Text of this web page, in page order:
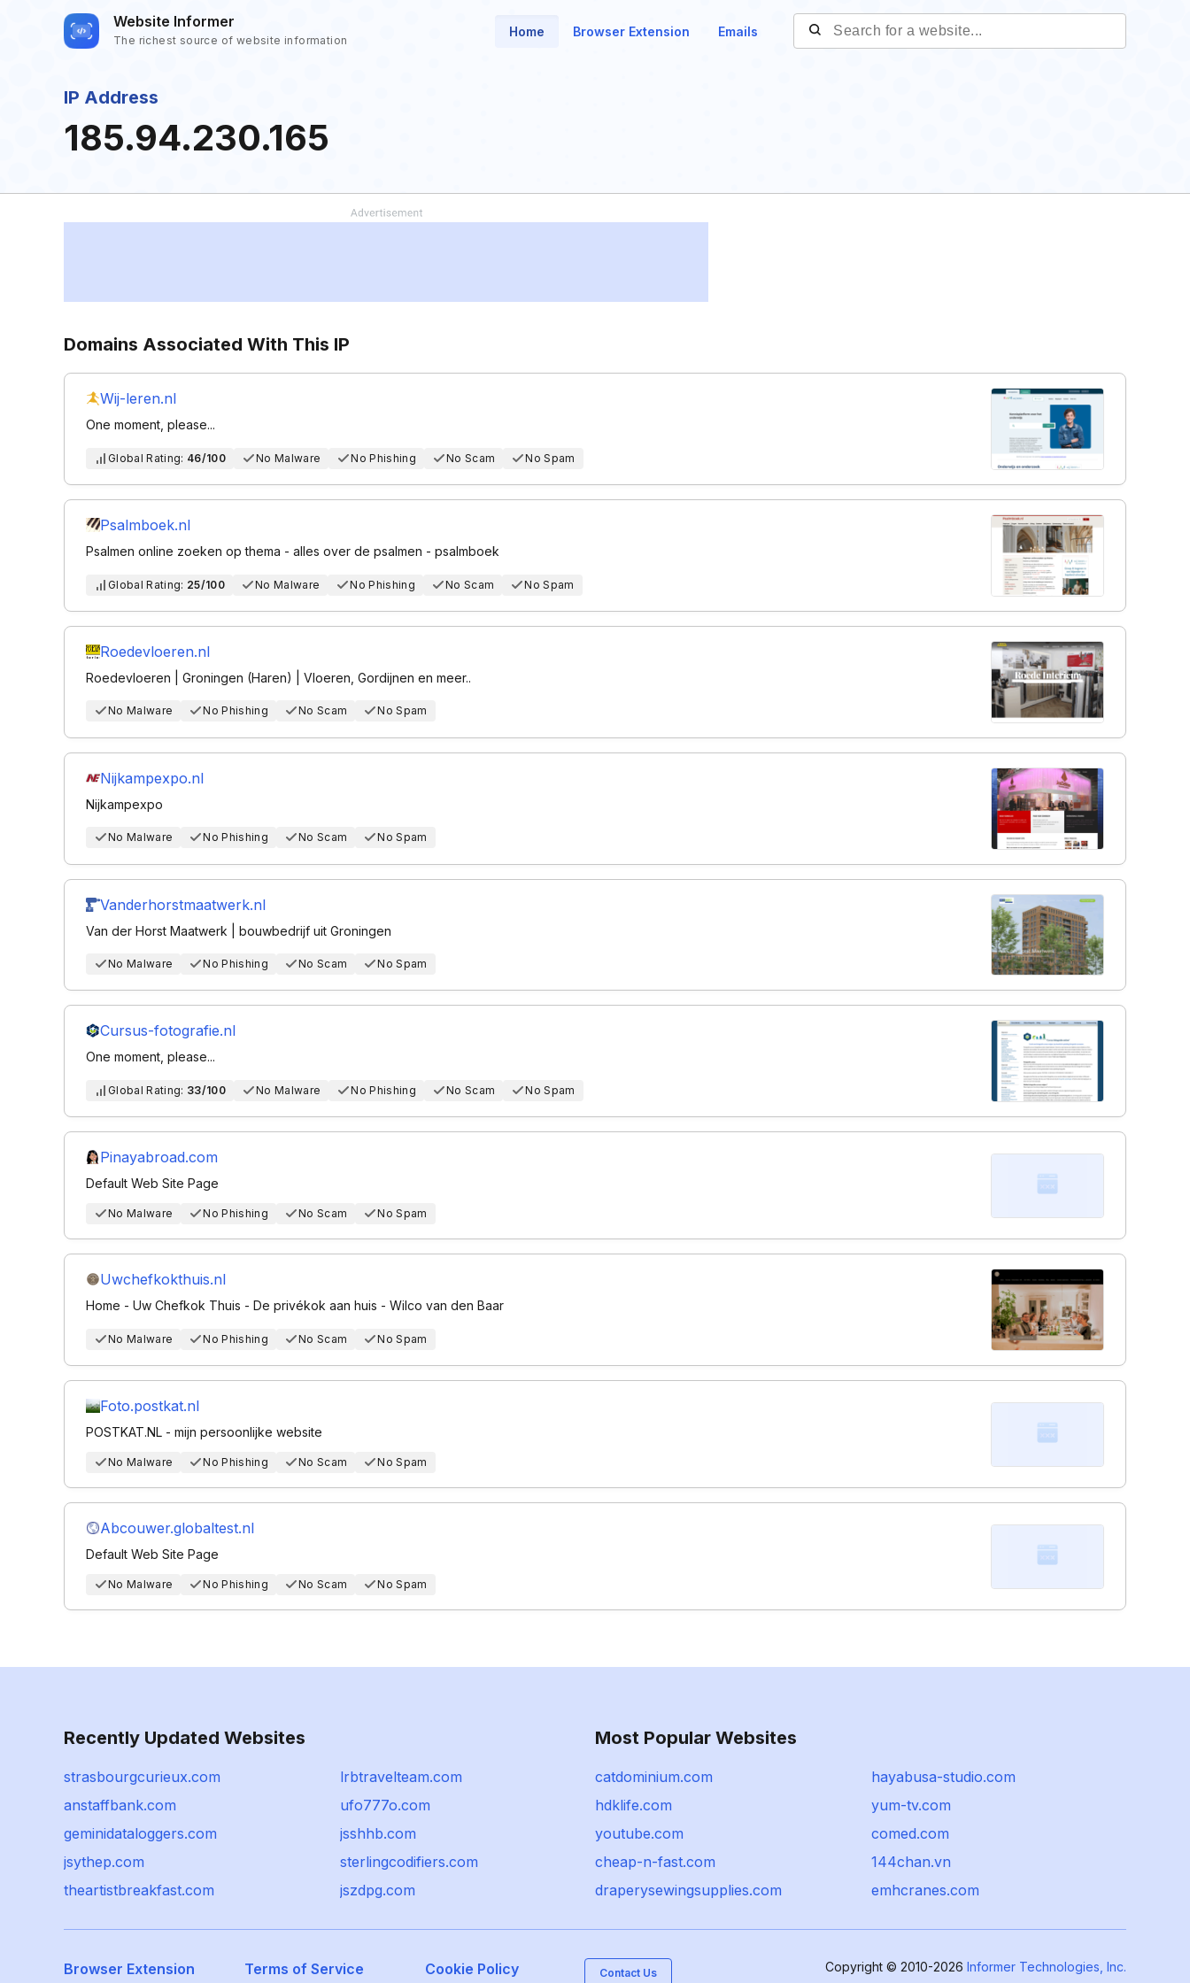
Website Informer
The richest source of website information
Home Browser Extension Emails
IP Address
185.94.230.165
Domains Associated With This IP
Wij-leren.nl
One moment, please...
Global Rating: 46/100 No Malware No Phishing No Scam No Spam
Psalmboek.nl
Psalmen online zoeken op thema - alles over de psalmen - psalmboek
Global Rating: 25/100 No Malware No Phishing No Scam No Spam
Roedevloeren.nl
Roedevloeren | Groningen (Haren) | Vloeren, Gordijnen en meer..
No Malware No Phishing No Scam No Spam
Nijkampexpo.nl
Nijkampexpo
No Malware No Phishing No Scam No Spam
Vanderhorstmaatwerk.nl
Van der Horst Maatwerk | bouwbedrijf uit Groningen
No Malware No Phishing No Scam No Spam
Cursus-fotografie.nl
One moment, please...
Global Rating: 33/100 No Malware No Phishing No Scam No Spam
Pinayabroad.com
Default Web Site Page
No Malware No Phishing No Scam No Spam
Uwchefkokthuis.nl
Home - Uw Chefkok Thuis - De privékok aan huis - Wilco van den Baar
No Malware No Phishing No Scam No Spam
Foto.postkat.nl
POSTKAT.NL - mijn persoonlijke website
No Malware No Phishing No Scam No Spam
Abcouwer.globaltest.nl
Default Web Site Page
No Malware No Phishing No Scam No Spam
Recently Updated Websites
strasbourgcurieux.com
lrbtravelteam.com
anstaffbank.com
ufo777o.com
geminidataloggers.com
jsshhb.com
jsythep.com
sterlingcodifiers.com
theartistbreakfast.com
jszdpg.com
Most Popular Websites
catdominium.com
hayabusa-studio.com
hdklife.com
yum-tv.com
youtube.com
comed.com
cheap-n-fast.com
144chan.vn
draperysewingsupplies.com
emhcranes.com
Browser Extension Terms of Service Cookie Policy Contact Us Copyright © 2010-2026 Informer Technologies, Inc.